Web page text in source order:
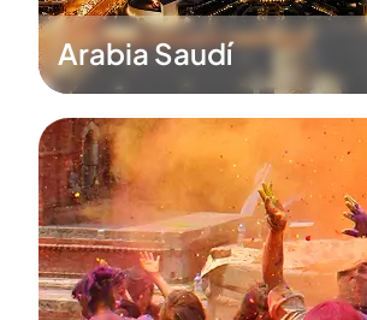
Arabia Saudí